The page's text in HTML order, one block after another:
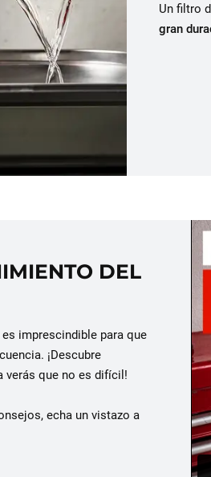
Un filtro
gran
DEL
imprescindible para que
¡Descubre
verás que no es difícil!
echa un vistazo a